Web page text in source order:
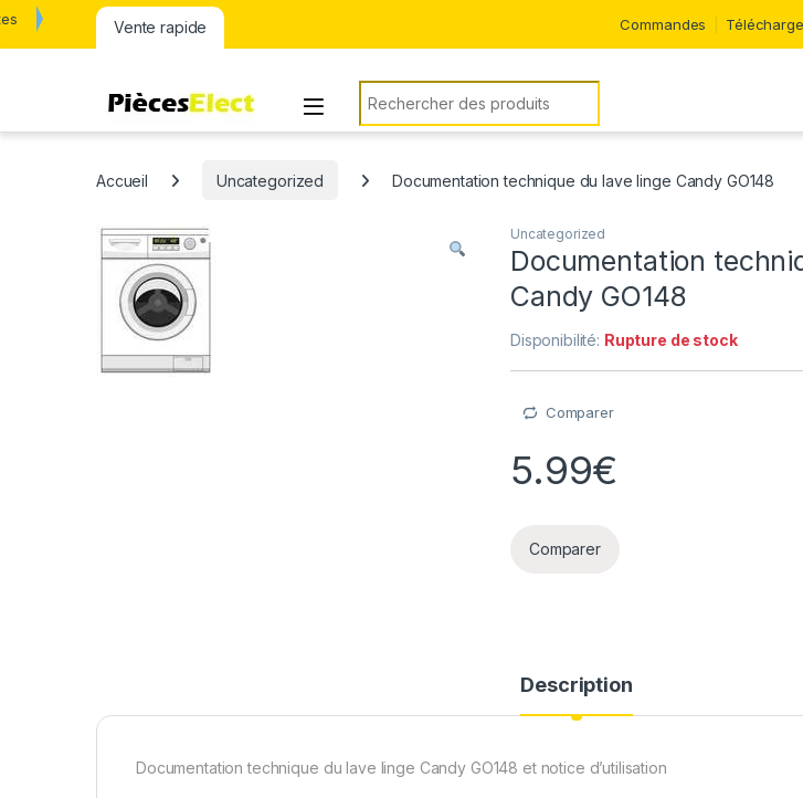
Vente rapide Commandes
Rechercher:
Accueil Uncategorized Documentation technique du lave linge Candy GO148
Uncategorized
Documentation
Candy GO148
Disponibilité: Rupture de stock
Comparer
5.99€
Comparer
Description
Documentation technique du lave linge Candy GO148 et notice d’utilisation